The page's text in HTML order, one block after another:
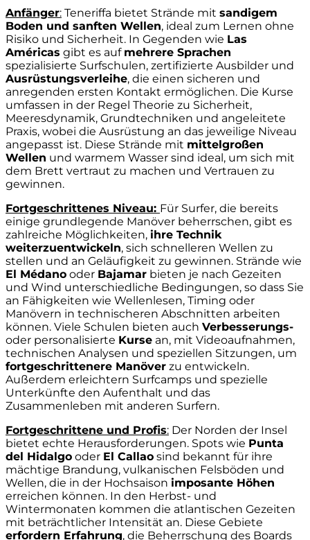
Anfänger: Teneriffa bietet Strände mit sandigem
Boden und sanften Wellen, ideal zum Lernen ohne
Risiko und Sicherheit. In Gegenden wie Las
Américas gibt es auf mehrere Sprachen
spezialisierte Surfschulen, zertifizierte Ausbilder und
Ausrüstungsverleihe, die einen sicheren und
anregenden ersten Kontakt ermöglichen. Die Kurse
umfassen in der Regel Theorie zu Sicherheit,
Meeresdynamik, Grundtechniken und angeleitete
Praxis, wobei die Ausrüstung an das jeweilige Niveau
angepasst ist. Diese Strände mit mittelgroßen
Wellen und warmem Wasser sind ideal, um sich mit
dem Brett vertraut zu machen und Vertrauen zu
gewinnen.
Fortgeschrittenes Niveau: Für Surfer, die bereits
einige grundlegende Manöver beherrschen, gibt es
zahlreiche Möglichkeiten, ihre Technik
weiterzuentwickeln, sich schnelleren Wellen zu
stellen und an Geläufigkeit zu gewinnen. Strände wie
El Médano oder Bajamar bieten je nach Gezeiten
und Wind unterschiedliche Bedingungen, so dass Sie
an Fähigkeiten wie Wellenlesen, Timing oder
Manövern in technischeren Abschnitten arbeiten
können. Viele Schulen bieten auch Verbesserungs-
oder personalisierte Kurse an, mit Videoaufnahmen,
technischen Analysen und speziellen Sitzungen, um
fortgeschrittenere Manöver zu entwickeln.
Außerdem erleichtern Surfcamps und spezielle
Unterkünfte den Aufenthalt und das
Zusammenleben mit anderen Surfern.
Fortgeschrittene und Profis: Der Norden der Insel
bietet echte Herausforderungen. Spots wie Punta
del Hidalgo oder El Callao sind bekannt für ihre
mächtige Brandung, vulkanischen Felsböden und
Wellen, die in der Hochsaison imposante Höhen
erreichen können. In den Herbst- und
Wintermonaten kommen die atlantischen Gezeiten
mit beträchtlicher Intensität an. Diese Gebiete
erfordern Erfahrung, die Beherrschung des Boards